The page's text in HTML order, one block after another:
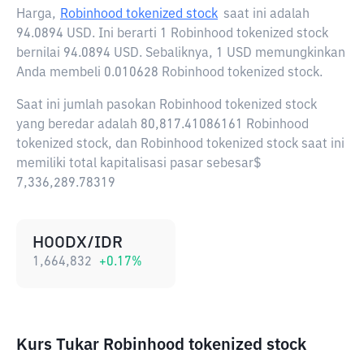
Harga, Robinhood tokenized stock saat ini adalah
94.0894 USD. Ini berarti 1 Robinhood tokenized stock
bernilai 94.0894 USD. Sebaliknya, 1 USD memungkinkan
Anda membeli 0.010628 Robinhood tokenized stock.
Saat ini jumlah pasokan Robinhood tokenized stock
yang beredar adalah 80,817.41086161 Robinhood
tokenized stock, dan Robinhood tokenized stock saat ini
memiliki total kapitalisasi pasar sebesar$
7,336,289.78319
HOODX/IDR
1,664,832 +0.17%
Kurs Tukar Robinhood tokenized stock